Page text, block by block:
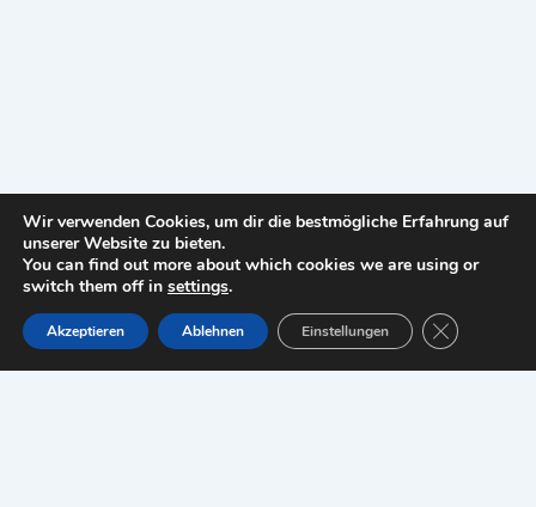
Wir verwenden Cookies, um dir die bestmögliche Erfahrung auf
unserer Website zu bieten.
You can find out more about which cookies we are using or
switch them off in settings.
Akzeptieren Ablehnen Einstellungen GDPR